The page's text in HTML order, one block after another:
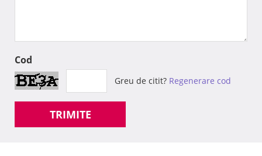
Cod
Greu de citit? Regenerare cod
TRIMITE